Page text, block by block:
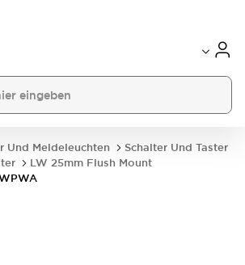
Und Meldeleuchten
Schalter Und Taster
LW 25mm Flush Mount